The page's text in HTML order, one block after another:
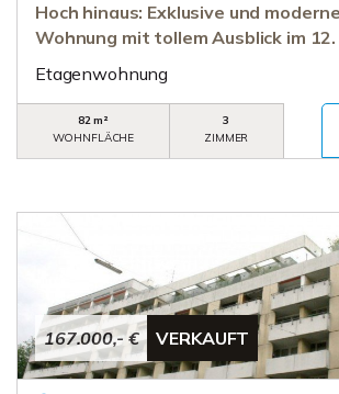
Hoch hinaus: Exklusive und
Wohnung mit tollem Ausblick im 12.
Etagenwohnung
82 m²
WOHNFLÄCHE
3
ZIMMER
167.000,- € VERKAUFT